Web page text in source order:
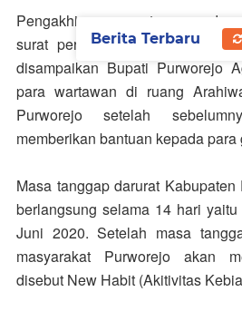
Pengakhiran masa tanggap
surat pernyataan bupati no:
disampaikan Bupati Purworejo
para wartawan di ruang
Purworejo setelah
memberikan bantuan kepada para
Masa tanggap darurat
berlangsung selama 14 hari
Juni 2020. Setelah masa
masyarakat Purworejo akan
disebut New Habit (Akitivitas
Berita Terbaru